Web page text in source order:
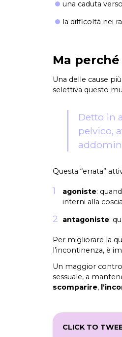
una caduta
la difficoltà nei
Ma
Una delle cause
selettiva questo
Detto in
pelvico,
Questa “errata”
agoniste:
interni alla
antagoniste:
Per migliorare la
l’incontinenza, è
Un maggior
sessuale, a
scomparire,
CLICK TO